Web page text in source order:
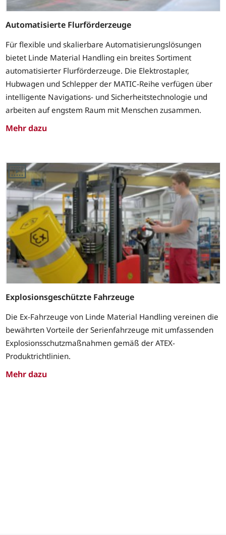
Automatisierte Flurförderzeuge
Für flexible und skalierbare Automatisierungslösungen
bietet Linde Material Handling ein breites Sortiment
automatisierter Flurförderzeuge. Die Elektrostapler,
Hubwagen und Schlepper der MATIC-Reihe verfügen über
intelligente Navigations- und Sicherheitstechnologie und
arbeiten auf engstem Raum mit Menschen zusammen.
Mehr dazu
Explosionsgeschützte Fahrzeuge
Die Ex-Fahrzeuge von Linde Material Handling vereinen die
bewährten Vorteile der Serienfahrzeuge mit umfassenden
Explosionsschutzmaßnahmen gemäß der ATEX-
Produktrichtlinien.
Mehr dazu